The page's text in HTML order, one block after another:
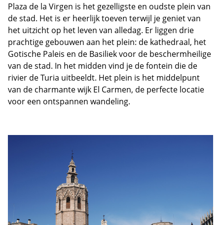
Plaza de la Virgen is het gezelligste en oudste plein van
de stad. Het is er heerlijk toeven terwijl je geniet van
het uitzicht op het leven van alledag. Er liggen drie
prachtige gebouwen aan het plein: de kathedraal, het
Gotische Paleis en de Basiliek voor de beschermheilige
van de stad. In het midden vind je de fontein die de
rivier de Turia uitbeeldt. Het plein is het middelpunt
van de charmante wijk El Carmen, de perfecte locatie
voor een ontspannen wandeling.